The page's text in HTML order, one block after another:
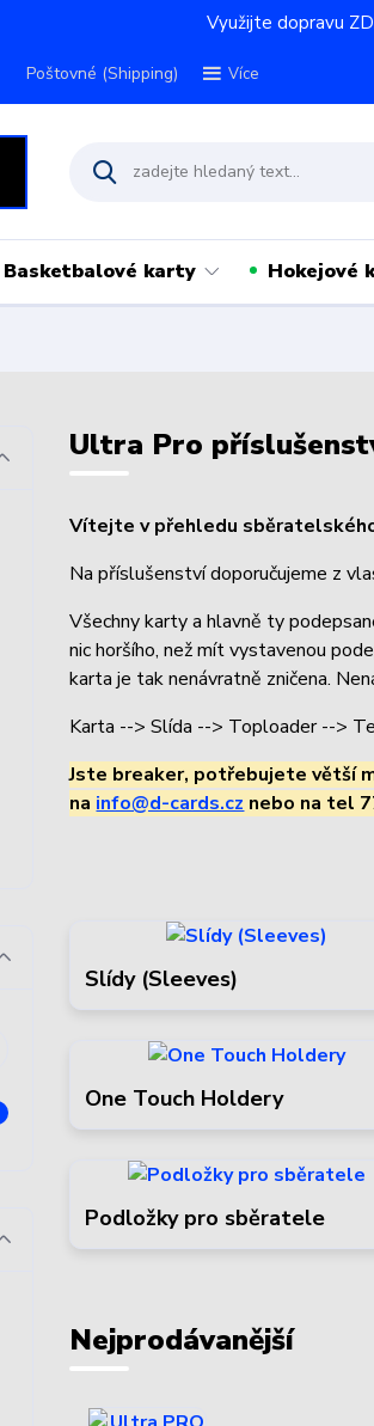
Využijte dopravu
Poštovné (Shipping) Více
Basketbalové karty Hokejové
Ultra Pro
Vítejte v přehledu
Na příslušenství doporučujeme z
Všechny karty a hlavně ty
nic horšího, než mít vystavenou
karta je tak nenávratně zničena.
Karta --> Slída --> Toploader -->
Jste breaker, potřebujete větší
na info@d-cards.cz nebo na tel
Slídy (Sleeves)
One Touch Holdery
Podložky pro sběratele
Nejprodávanější